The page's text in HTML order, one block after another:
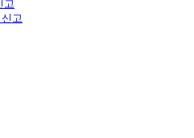
고
고